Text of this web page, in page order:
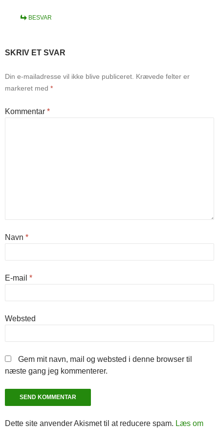
BESVAR
SKRIV ET SVAR
Din e-mailadresse vil ikke blive publiceret. Krævede felter er
markeret med *
Kommentar *
Navn *
E-mail *
Websted
Gem mit navn, mail og websted i denne browser til
næste gang jeg kommenterer.
Dette site anvender Akismet til at reducere spam. Læs om